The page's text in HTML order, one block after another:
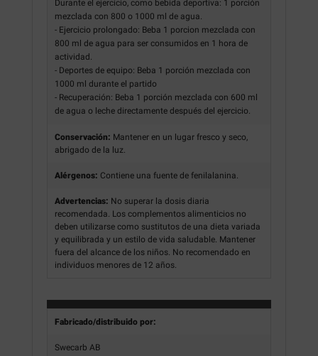
Durante el ejercicio, como bebida deportiva: 1 porción
mezclada con 800 o 1000 ml de agua.
- Ejercicio prolongado: Beba 1 porcion mezclada con
800 ml de agua para ser consumidos en 1 hora de
actividad.
- Deportes de equipo: Beba 1 porción mezclada con
1000 ml durante el partido
- Recuperación: Beba 1 porción mezclada con 600 ml
de agua o leche directamente después del ejercicio.
Conservación: Mantener en un lugar fresco y seco,
abrigado de la luz.
Alérgenos: Contiene una fuente de fenilalanina.
Advertencias: No superar la dosis diaria
recomendada. Los complementos alimenticios no
deben utilizarse como sustitutos de una dieta variada
y equilibrada y un estilo de vida saludable. Mantener
fuera del alcance de los niños. No recomendado en
individuos menores de 12 años.
Fabricado/distribuido por:
Swecarb AB